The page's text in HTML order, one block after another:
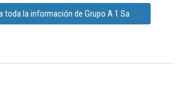
toda la información de Grupo A 1 Sa